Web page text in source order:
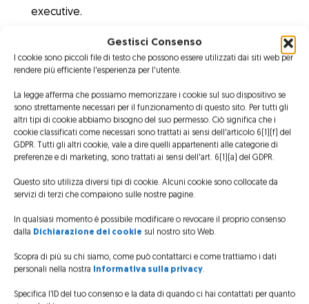
Gestisci Consenso
I cookie sono piccoli file di testo che possono essere utilizzati dai siti web per
rendere più efficiente l'esperienza per l'utente.
La legge afferma che possiamo memorizzare i cookie sul suo dispositivo se
sono strettamente necessari per il funzionamento di questo sito. Per tutti gli
altri tipi di cookie abbiamo bisogno del suo permesso. Ciò significa che i
cookie classificati come necessari sono trattati ai sensi dell'articolo 6(1)(f) del
GDPR. Tutti gli altri cookie, vale a dire quelli appartenenti alle categorie di
preferenze e di marketing, sono trattati ai sensi dell'art. 6(1)(a) del GDPR.
Questo sito utilizza diversi tipi di cookie. Alcuni cookie sono collocate da
servizi di terzi che compaiono sulle nostre pagine.
In qualsiasi momento è possibile modificare o revocare il proprio consenso
dalla Dichiarazione dei cookie sul nostro sito Web.
Scopra di più su chi siamo, come può contattarci e come trattiamo i dati
personali nella nostra
Informativa sulla privacy.
Specifica l’ID del tuo consenso e la data di quando ci hai contattati per quanto
executive.
attraverso la scuola di volo, i corsi per il
conseguimento della licenza di pilota privato
PPL(A)in accordo alla normativa JAR-FCL1 e di
renewal (ripristino) dell’abilitazione SEP(single
engine piston).
Nel2009Elifriulia è stata certificata per condurre
Garmin G1000.
Nel 2011l’FTO ha ampliato le sue certificazioni al
conseguimento dell’abilitazione al volo